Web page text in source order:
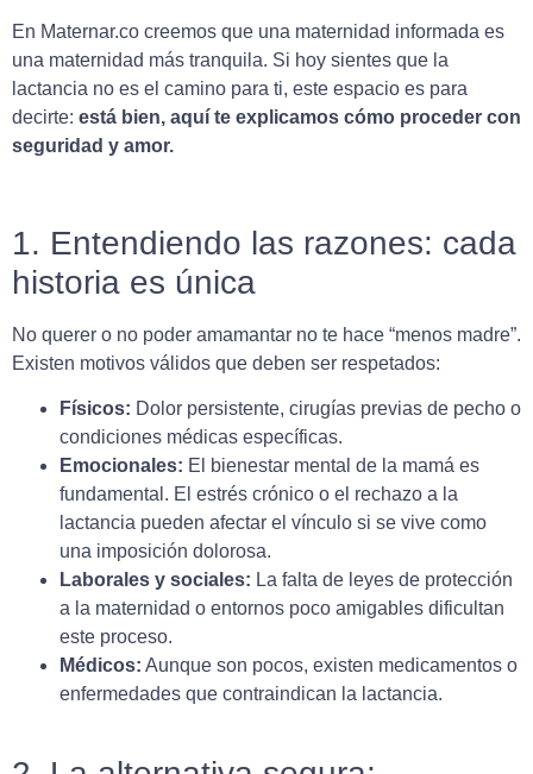
En Maternar.co creemos que una maternidad informada es
una maternidad más tranquila. Si hoy sientes que la
lactancia no es el camino para ti, este espacio es para
decirte: está bien, aquí te explicamos cómo proceder con
seguridad y amor.
1. Entendiendo las razones: cada
historia es única
No querer o no poder amamantar no te hace “menos madre”.
Existen motivos válidos que deben ser respetados:
Físicos: Dolor persistente, cirugías previas de pecho o
condiciones médicas específicas.
Emocionales: El bienestar mental de la mamá es
fundamental. El estrés crónico o el rechazo a la
lactancia pueden afectar el vínculo si se vive como
una imposición dolorosa.
Laborales y sociales: La falta de leyes de protección
a la maternidad o entornos poco amigables dificultan
este proceso.
Médicos: Aunque son pocos, existen medicamentos o
enfermedades que contraindican la lactancia.